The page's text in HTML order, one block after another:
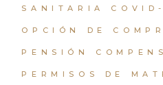
SANITARIA
OPCIÓN DE
PENSIÓN
PERMISOS DE